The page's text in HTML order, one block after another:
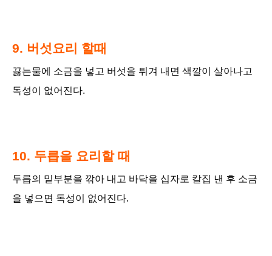
9. 버섯요리 할때
끓는물에 소금을 넣고 버섯을 튀겨 내면 색깔이 살아나고
독성이 없어진다.
10. 두릅을 요리할 때
두릅의 밑부분을 깎아 내고 바닥을 십자로 칼집 낸 후 소금
을 넣으면 독성이 없어진다.